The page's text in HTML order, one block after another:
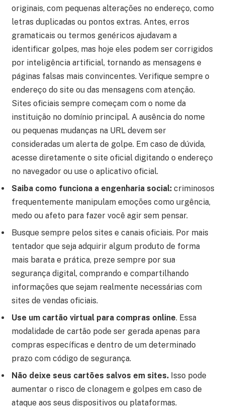
originais, com pequenas alterações no endereço, como
letras duplicadas ou pontos extras. Antes, erros
gramaticais ou termos genéricos ajudavam a
identificar golpes, mas hoje eles podem ser corrigidos
por inteligência artificial, tornando as mensagens e
páginas falsas mais convincentes. Verifique sempre o
endereço do site ou das mensagens com atenção.
Sites oficiais sempre começam com o nome da
instituição no domínio principal. A ausência do nome
ou pequenas mudanças na URL devem ser
consideradas um alerta de golpe. Em caso de dúvida,
acesse diretamente o site oficial digitando o endereço
no navegador ou use o aplicativo oficial.
Saiba como funciona a engenharia social: criminosos
frequentemente manipulam emoções como urgência,
medo ou afeto para fazer você agir sem pensar.
Busque sempre pelos sites e canais oficiais. Por mais
tentador que seja adquirir algum produto de forma
mais barata e prática, preze sempre por sua
segurança digital, comprando e compartilhando
informações que sejam realmente necessárias com
sites de vendas oficiais.
Use um cartão virtual para compras online. Essa
modalidade de cartão pode ser gerada apenas para
compras específicas e dentro de um determinado
prazo com código de segurança.
Não deixe seus cartões salvos em sites. Isso pode
aumentar o risco de clonagem e golpes em caso de
ataque aos seus dispositivos ou plataformas.